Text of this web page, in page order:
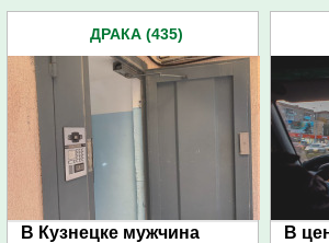
ДРАКА (435)
В Кузнецке мужчина
В